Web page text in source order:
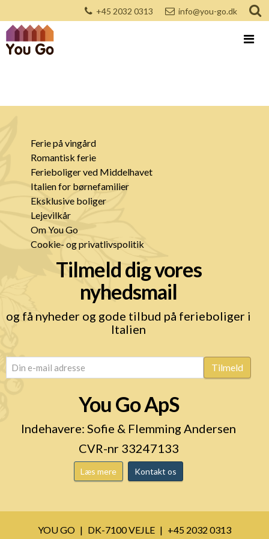
+45 2032 0313 info@you-go.dk
Ferie på vingård
Romantisk ferie
Ferieboliger ved Middelhavet
Italien for børnefamilier
Eksklusive boliger
Lejevilkår
Om You Go
Cookie- og privatlivspolitik
Tilmeld dig vores
nyhedsmail
og få nyheder og gode tilbud på ferieboliger i
Italien
email (Påkrævet) Tilmeld
You Go ApS
Indehavere: Sofie & Flemming Andersen
CVR-nr 33247133
Læs mere Kontakt os
YOU GO DK-7100 VEJLE
+45 2032 0313